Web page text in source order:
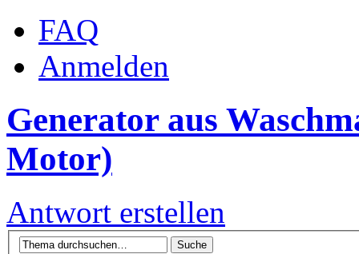
FAQ
Anmelden
Generator aus
Motor)
Antwort erstellen